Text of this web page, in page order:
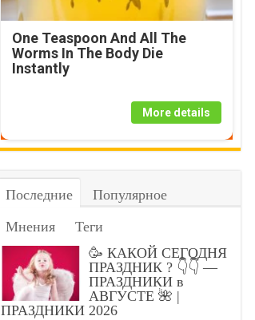
One Teaspoon And All The
Worms In The Body Die
Instantly
More details
Последние
Популярное
Мнения
Теги
🥳 КАКОЙ СЕГОДНЯ
ПРАЗДНИК ? 👇👇 —
ПРАЗДНИКИ в
АВГУСТЕ 🌺 |
ПРАЗДНИКИ 2026